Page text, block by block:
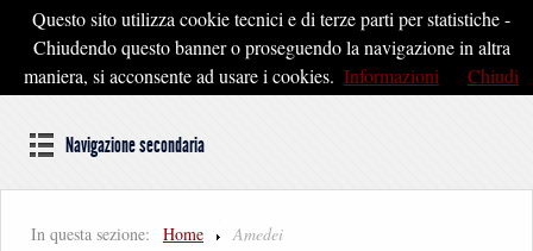
Pontedera2020
Dal cuore della Toscana un'idea di Futuro
Navigazione secondaria
In questa sezione: Home Amedei
Questo sito utilizza cookie tecnici e di terze parti per statistiche -
Chiudendo questo banner o proseguendo la navigazione in altra
maniera, si acconsente ad usare i cookies. Informazioni Chiudi